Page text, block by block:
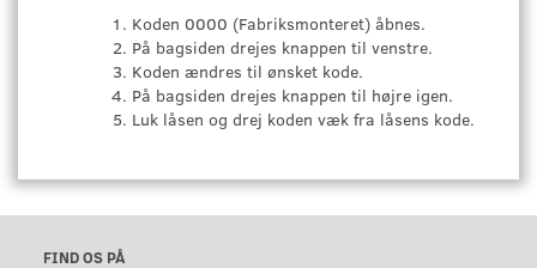
Koden 0000 (Fabriksmonteret) åbnes.
På bagsiden drejes knappen til venstre.
Koden ændres til ønsket kode.
På bagsiden drejes knappen til højre igen.
Luk låsen og drej koden væk fra låsens kode.
FIND OS PÅ